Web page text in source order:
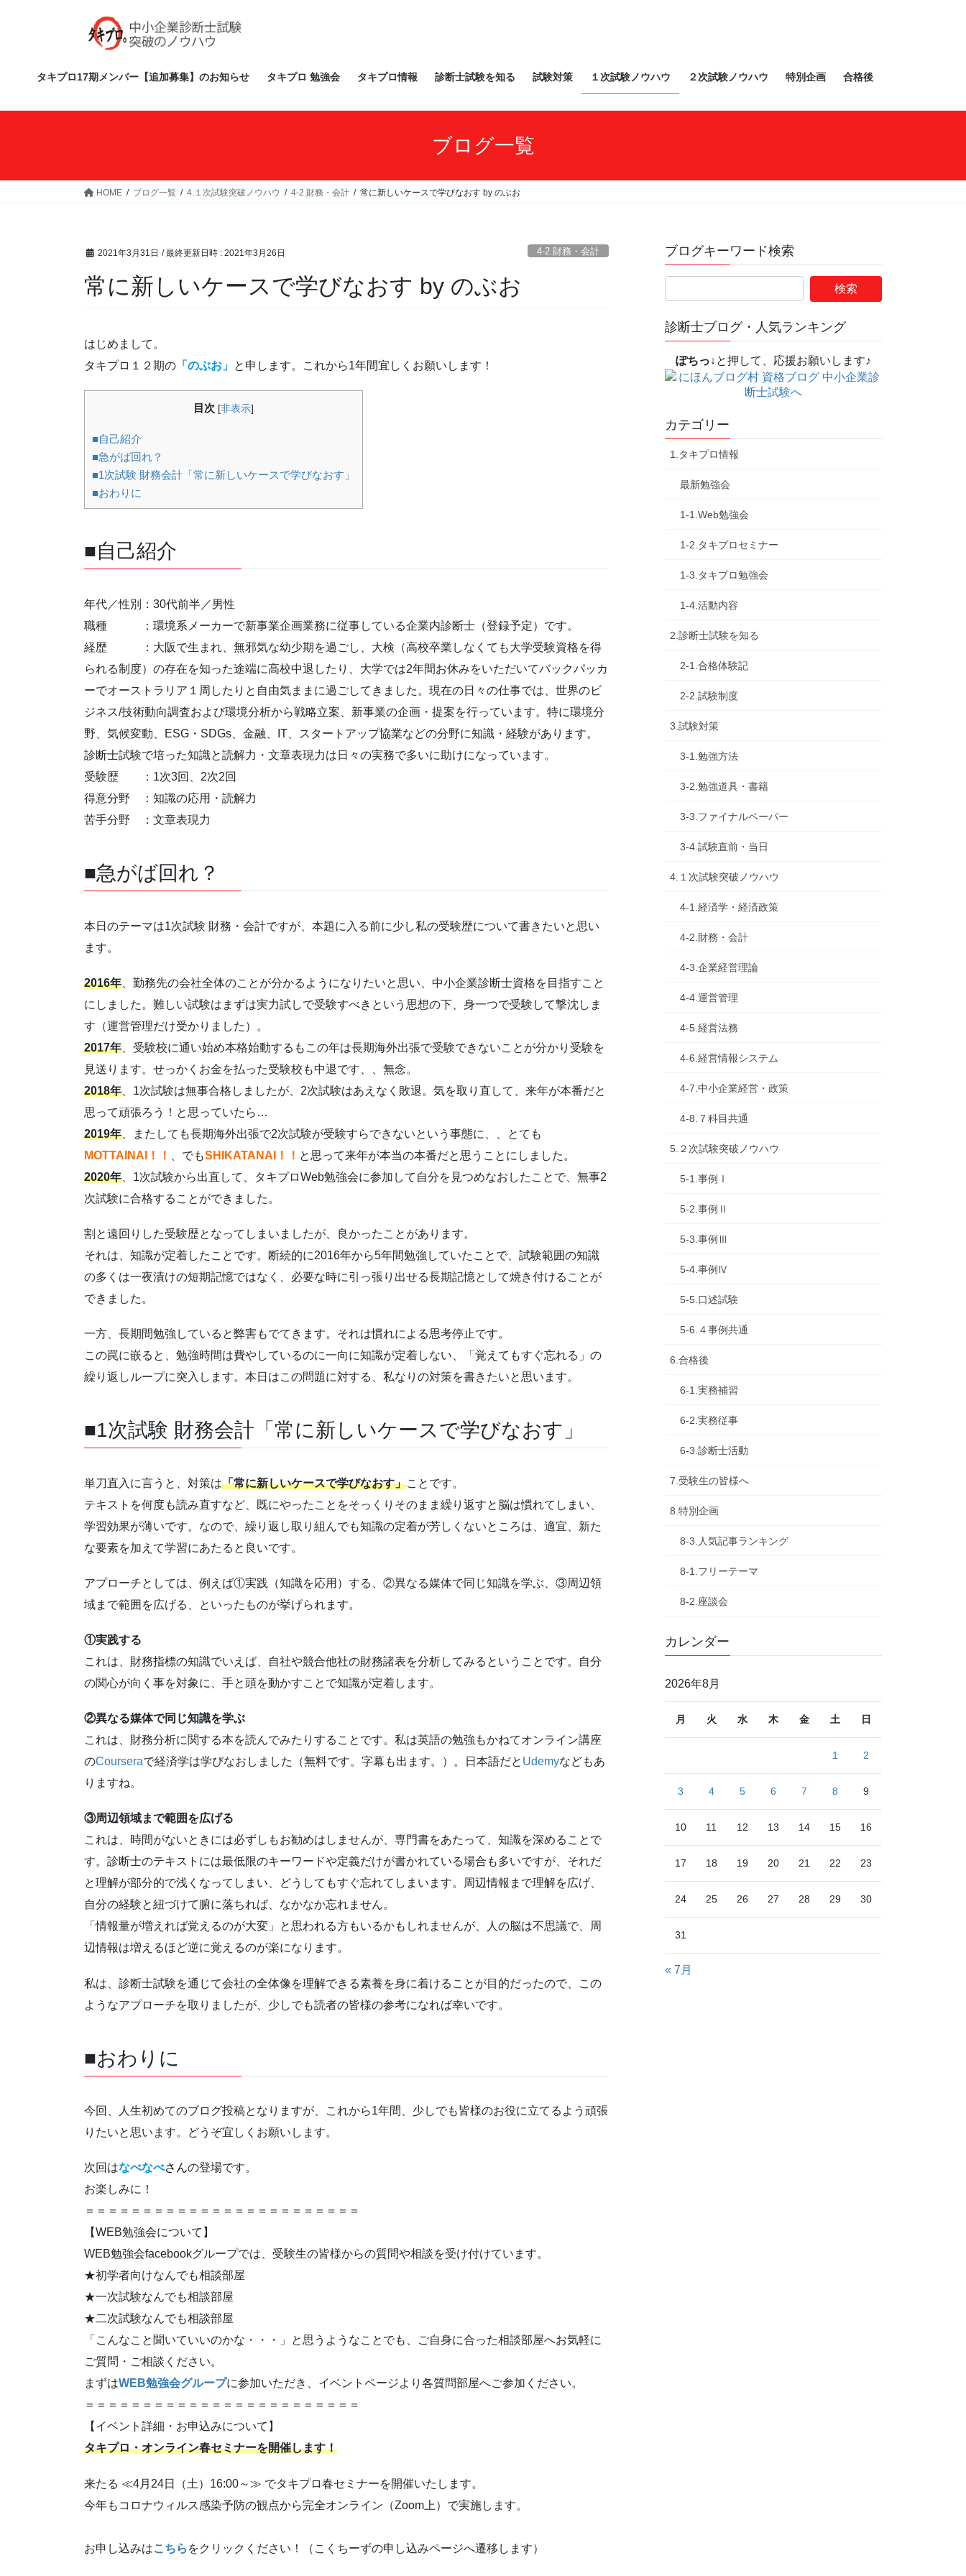
ス
ン
タキプロ17期メンバー【追加募集】のお知らせ タキプロ 勉強会 タキプロ情報 診断士試験を知る 試験対策 １次試験ノウハウ ２次試験ノウハウ 特別企画 合格後
ブログ一覧
HOME ブログ一覧 4.１次試験突破ノウハウ 4-2.財務・会計 常に新しいケースで学びなおす by のぶお
2021年3月31日 / 最終更新日時 : 2021年3月26日 4-2.財務・会計
常に新しいケースで学びなおす by のぶお
はじめまして。
タキプロ１２期の 「のぶお」 と申します。これから1年間宜しくお願いします！
目次 [非表示]
■自己紹介
■急がば回れ？
■1次試験 財務会計「常に新しいケースで学びなおす」
■おわりに
■自己紹介
年代／性別：30代前半／男性
職種 ：環境系メーカーで新事業企画業務に従事している企業内診断士（登録予定）です。
経歴 ：大阪で生まれ、無邪気な幼少期を過ごし、大検（高校卒業しなくても大学受験資格を得
られる制度）の存在を知った途端に高校中退したり、大学では2年間お休みをいただいてバックパッカ
ーでオーストラリア１周したりと自由気ままに過ごしてきました。現在の日々の仕事では、世界のビ
ジネス/技術動向調査および環境分析から戦略立案、新事業の企画・提案を行っています。特に環境分
野、気候変動、ESG・SDGs、金融、IT、スタートアップ協業などの分野に知識・経験があります。
診断士試験で培った知識と読解力・文章表現力は日々の実務で多いに助けになっています。
受験歴 ：1次3回、2次2回
得意分野 ：知識の応用・読解力
苦手分野 ：文章表現力
■急がば回れ？
本日のテーマは1次試験 財務・会計ですが、本題に入る前に少し私の受験歴について書きたいと思い
ます。
2016年 、勤務先の会社全体のことが分かるようになりたいと思い、中小企業診断士資格を目指すこと
にしました。難しい試験はまずは実力試しで受験すべきという思想の下、身一つで受験して撃沈しま
す（運営管理だけ受かりました）。
2017年 、受験校に通い始め本格始動するもこの年は長期海外出張で受験できないことが分かり受験を
見送ります。せっかくお金を払った受験校も中退です、、無念。
2018年 、1次試験は無事合格しましたが、2次試験はあえなく敗退。気を取り直して、来年が本番だと
思って頑張ろう！と思っていたら…
2019年 、またしても長期海外出張で2次試験が受験すらできないという事態に、、とても
MOTTAINAI！！
、でもSHIKATANAI！！ と思って来年が本当の本番だと思うことにしました。
2020年 、1次試験から出直して、タキプロWeb勉強会に参加して自分を見つめなおしたことで、無事2
次試験に合格することができました。
割と遠回りした受験歴となってしまいましたが、良かったことがあります。
それは、知識が定着したことです。断続的に2016年から5年間勉強していたことで、試験範囲の知識
の多くは一夜漬けの短期記憶ではなく、必要な時に引っ張り出せる長期記憶として焼き付けることが
できました。
一方、長期間勉強していると弊害もでてきます。それは慣れによる思考停止です。
この罠に嵌ると、勉強時間は費やしているのに一向に知識が定着しない、「覚えてもすぐ忘れる」の
繰り返しループに突入します。本日はこの問題に対する、私なりの対策を書きたいと思います。
■1次試験 財務会計「常に新しいケースで学びなおす」
単刀直入に言うと、対策は「常に新しいケースで学びなおす」ことです。
テキストを何度も読み直すなど、既にやったことをそっくりそのまま繰り返すと脳は慣れてしまい、
学習効果が薄いです。なので、繰り返し取り組んでも知識の定着が芳しくないところは、適宜、新た
な要素を加えて学習にあたると良いです。
アプローチとしては、例えば①実践（知識を応用）する、②異なる媒体で同じ知識を学ぶ、③周辺領
域まで範囲を広げる、といったものが挙げられます。
①実践する
これは、財務指標の知識でいえば、自社や競合他社の財務諸表を分析してみるということです。自分
の関心が向く事を対象に、手と頭を動かすことで知識が定着します。
②異なる媒体で同じ知識を学ぶ
これは、財務分析に関する本を読んでみたりすることです。私は英語の勉強もかねてオンライン講座
のCourseraで経済学は学びなおしました（無料です。字幕も出ます。）。日本語だと Udemyなどもあ
りますね。
③周辺領域まで範囲を広げる
これは、時間がないときには必ずしもお勧めはしませんが、専門書をあたって、知識を深めることで
す。診断士のテキストには最低限のキーワードや定義だけが書かれている場合も多いですが、それだ
と理解が部分的で浅くなってしまい、どうしてもすぐ忘れてしまいます。周辺情報まで理解を広げ、
自分の経験と紐づけて腑に落ちれば、なかなか忘れません。
「情報量が増えれば覚えるのが大変」と思われる方もいるかもしれませんが、人の脳は不思議で、周
辺情報は増えるほど逆に覚えるのが楽になります。
私は、診断士試験を通じて会社の全体像を理解できる素養を身に着けることが目的だったので、この
ようなアプローチを取りましたが、少しでも読者の皆様の参考になれば幸いです。
■おわりに
今回、人生初めてのブログ投稿となりますが、これから1年間、少しでも皆様のお役に立てるよう頑張
りたいと思います。どうぞ宜しくお願いします。
次回はなべなべさんの登場です。
お楽しみに！
＝＝＝＝＝＝＝＝＝＝＝＝＝＝＝＝＝＝＝＝＝＝＝＝
【WEB勉強会について】
WEB勉強会facebookグループでは、受験生の皆様からの質問や相談を受け付けています。
★初学者向けなんでも相談部屋
★一次試験なんでも相談部屋
★二次試験なんでも相談部屋
「こんなこと聞いていいのかな・・・」と思うようなことでも、ご自身に合った相談部屋へお気軽に
ご質問・ご相談ください。
まずはWEB勉強会グループに参加いただき、イベントページより各質問部屋へご参加ください。
＝＝＝＝＝＝＝＝＝＝＝＝＝＝＝＝＝＝＝＝＝＝＝＝
【イベント詳細・お申込みについて】
タキプロ・オンライン春セミナーを開催します！
来たる ≪4月24日（土）16:00～≫ でタキプロ春セミナーを開催いたします。
今年もコロナウィルス感染予防の観点から完全オンライン（Zoom上）で実施します。
お申し込みはこちら をクリックください！（こくちーずの申し込みページへ遷移します）
ブログキーワード検索
診断士ブログ・人気ランキング
ぽちっ↓ と押して、応援お願いします♪
カテゴリー
1.タキプロ情報
最新勉強会
1-1.Web勉強会
1-2.タキプロセミナー
1-3.タキプロ勉強会
1-4.活動内容
2.診断士試験を知る
2-1.合格体験記
2-2.試験制度
3.試験対策
3-1.勉強方法
3-2.勉強道具・書籍
3-3.ファイナルペーパー
3-4.試験直前・当日
4.１次試験突破ノウハウ
4-1.経済学・経済政策
4-2.財務・会計
4-3.企業経営理論
4-4.運営管理
4-5.経営法務
4-6.経営情報システム
4-7.中小企業経営・政策
4-8.７科目共通
5.２次試験突破ノウハウ
5-1.事例Ⅰ
5-2.事例Ⅱ
5-3.事例Ⅲ
5-4.事例Ⅳ
5-5.口述試験
5-6.４事例共通
6.合格後
6-1.実務補習
6-2.実務従事
6-3.診断士活動
7.受験生の皆様へ
8.特別企画
8-3.人気記事ランキング
8-1.フリーテーマ
8-2.座談会
カレンダー
2026年8月
月 火 水 木 金 土 日
1 2
3 4 5 6 7 8 9
10 11 12 13 14 15 16
17 18 19 20 21 22 23
24 25 26 27 28 29 30
31
« 7月